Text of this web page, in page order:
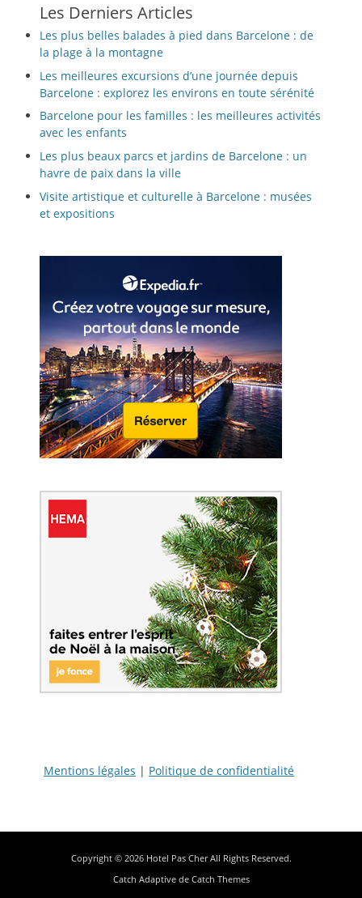
Les Derniers Articles
Les plus belles balades à pied dans Barcelone : de
la plage à la montagne
Les meilleures excursions d’une journée depuis
Barcelone : explorez les environs en toute sérénité
Barcelone pour les familles : les meilleures activités
avec les enfants
Les plus beaux parcs et jardins de Barcelone : un
havre de paix dans la ville
Visite artistique et culturelle à Barcelone : musées
et expositions
Mentions légales | Politique de confidentialité
Copyright © 2026 Hotel Pas CherAll Rights Reserved.
Catch Adaptive de Catch Themes